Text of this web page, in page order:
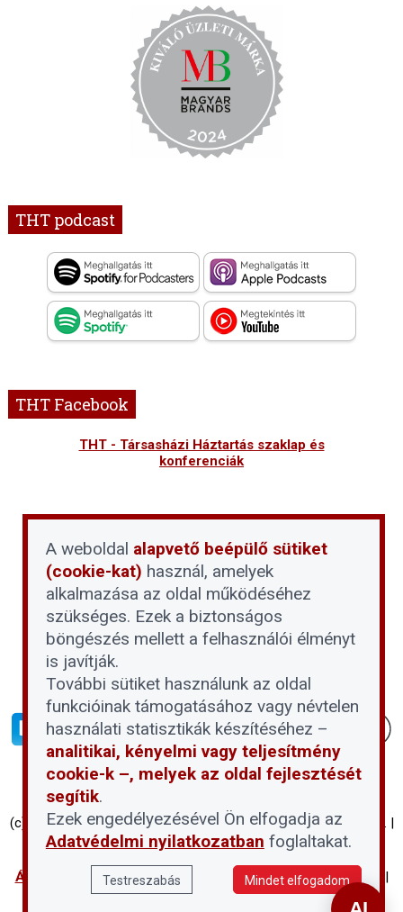
THT podcast
THT Facebook
THT - Társasházi Háztartás szaklap és
konferenciák
(c) Társasházi Háztartás 2026 | Proptech Digital Investment Zrt. |
Minden jog fenntartva
Általános Szerződési Feltételek
Adatvédelmi nyilatkozat
A weboldal alapvető beépülő sütiket
(cookie-kat) használ, amelyek
alkalmazása az oldal működéséhez
szükséges. Ezek a biztonságos
böngészés mellett a felhasználói élményt
is javítják.
További sütiket használunk az oldal
funkcióinak támogatásához vagy névtelen
használati statisztikák készítéséhez –
analitikai, kényelmi vagy teljesítmény
cookie-k –, melyek az oldal fejlesztését
segítik.
Ezek engedélyezésével Ön elfogadja az
Adatvédelmi nyilatkozatban foglaltakat.
Testreszabás Mindet elfogadom